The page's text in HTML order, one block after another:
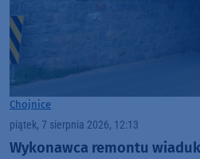
Chojnice
piątek, 7 sierpnia 2026, 12:13
Wykonawca remontu